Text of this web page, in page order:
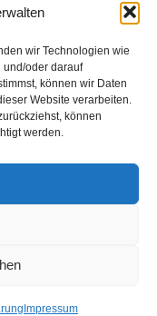
wir Technologien wie
und/oder darauf
können wir Daten
Website verarbeiten.
können
werden.
Impressum
was er
gewinnt,